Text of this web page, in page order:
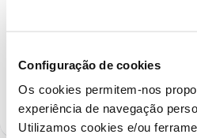
Configuração de cookies
Os cookies permitem-nos
experiência de navegação
Utilizamos cookies e/ou
1 pessoa gostou